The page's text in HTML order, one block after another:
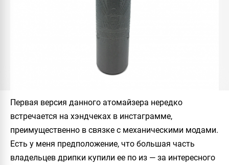
Первая версия данного атомайзера нередко
встречается на хэндчеках в инстаграмме,
преимущественно в связке с механическими модами.
Есть у меня предположение, что большая часть
владельцев дрипки купили ее по из — за интересного